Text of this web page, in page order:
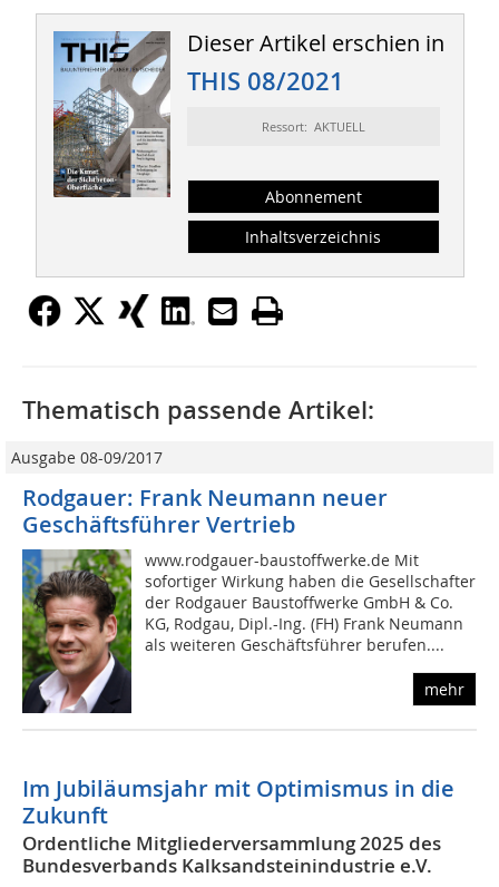
Dieser Artikel erschien in
THIS 08/2021
Ressort: AKTUELL
Abonnement
Inhaltsverzeichnis
Thematisch passende Artikel:
Ausgabe 08-09/2017
Rodgauer: Frank Neumann neuer
Geschäftsführer Vertrieb
www.rodgauer-baustoffwerke.de Mit
sofortiger Wirkung haben die Gesellschafter
der Rodgauer Baustoffwerke GmbH & Co.
KG, Rodgau, Dipl.-Ing. (FH) Frank Neumann
als weiteren Geschäftsführer berufen....
mehr
Im Jubiläumsjahr mit Optimismus in die
Zukunft
Ordentliche Mitgliederversammlung 2025 des
Bundesverbands Kalksandsteinindustrie e.V.